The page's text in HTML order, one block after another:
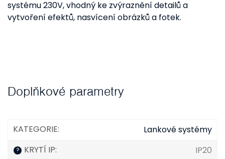
systému 230V, vhodný ke zvýraznění detailů a
vytvoření efektů, nasvícení obrázků a fotek.
Doplňkové parametry
KATEGORIE: Lankové systémy
? KRYTÍ IP: IP20